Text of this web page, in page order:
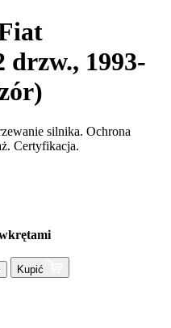
drzw., 1993-
silnika. Ochrona
Certyfikacja.
Kupić